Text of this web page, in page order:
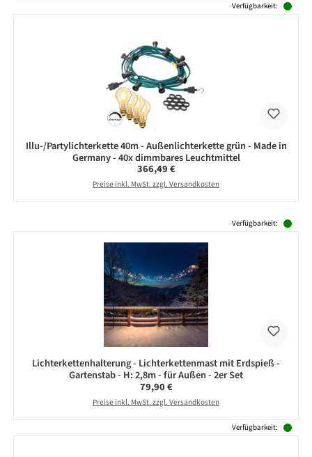
Verfügbarkeit:
Illu-/Partylichterkette 40m - Außenlichterkette grün - Made in
Germany - 40x dimmbares Leuchtmittel
Regulärer Preis:
366,49 €
Preise inkl. MwSt. zzgl. Versandkosten
Verfügbarkeit:
Lichterkettenhalterung - Lichterkettenmast mit Erdspieß -
Gartenstab - H: 2,8m - für Außen - 2er Set
Regulärer Preis:
79,90 €
Preise inkl. MwSt. zzgl. Versandkosten
Verfügbarkeit: